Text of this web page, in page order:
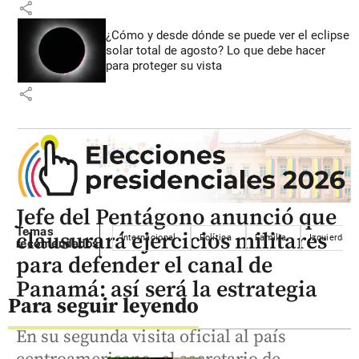
share
¿Cómo y desde dónde se puede ver el eclipse
solar total de agosto? Lo que debe hacer
para proteger su vista
share
Temas
recomendados
Internacional Política Familia Izquierda
Para seguir leyendo
Jefe del Pentágono anunció que
clausurará ejercicios militares
para defender el canal de
Panamá: así será la estrategia
En su segunda visita oficial al país